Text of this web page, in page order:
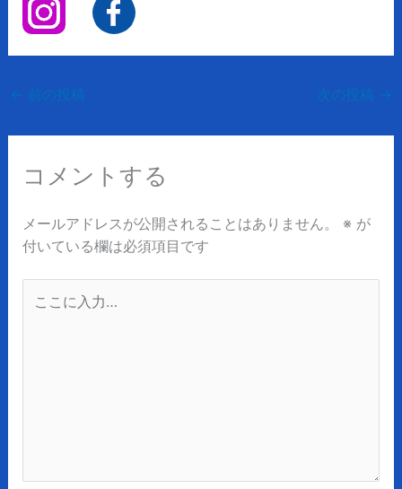
← 前の投稿 次の投稿 →
コメントする
メールアドレスが公開されることはありません。 ※ が
付いている欄は必須項目です